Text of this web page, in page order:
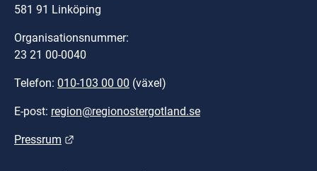
581 91 Linköping
Organisationsnummer:
23 21 00-0040
Telefon: 010-103 00 00 (växel)
E-post: region@regionostergotland.se
Pressrum